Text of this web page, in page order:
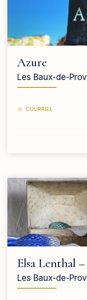
Azure
Les Baux-de-
COURRIEL
Elsa Lenthal
Les Baux-de-